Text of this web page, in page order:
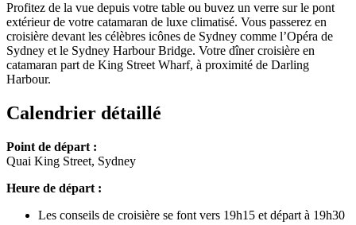
Profitez de la vue depuis votre table ou buvez un verre sur le pont
extérieur de votre catamaran de luxe climatisé. Vous passerez en
croisière devant les célèbres icônes de Sydney comme l’Opéra de
Sydney et le Sydney Harbour Bridge. Votre dîner croisière en
catamaran part de King Street Wharf, à proximité de Darling
Harbour.
Calendrier détaillé
Point de départ :
Quai King Street, Sydney
Heure de départ :
Les conseils de croisière se font vers 19h15 et départ à 19h30